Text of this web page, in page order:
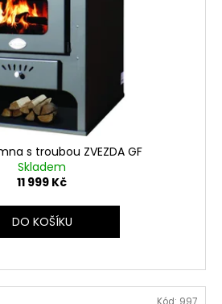
s troubou ZVEZDA GF
Skladem
11 999 Kč
DO KOŠÍKU